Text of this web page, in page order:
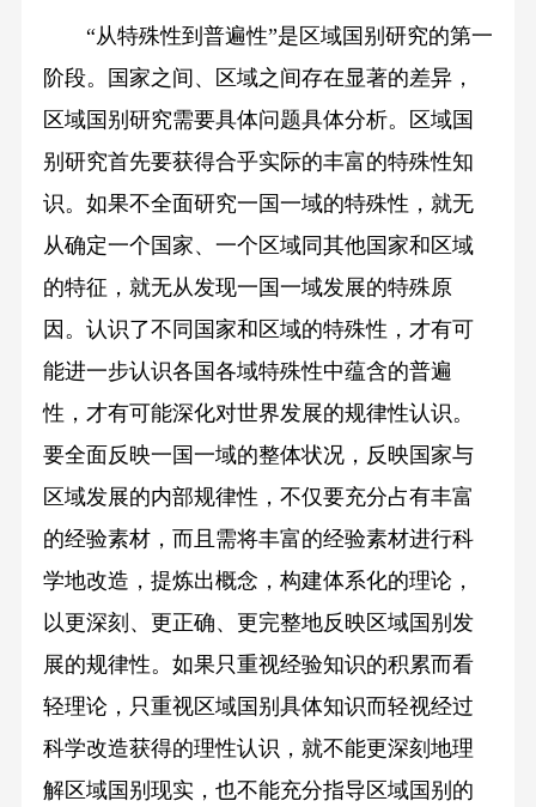
“从特殊性到普遍性”是区域国别研究的第一
阶段。国家之间、区域之间存在显著的差异，
区域国别研究需要具体问题具体分析。区域国
别研究首先要获得合乎实际的丰富的特殊性知
识。如果不全面研究一国一域的特殊性，就无
从确定一个国家、一个区域同其他国家和区域
的特征，就无从发现一国一域发展的特殊原
因。认识了不同国家和区域的特殊性，才有可
能进一步认识各国各域特殊性中蕴含的普遍
性，才有可能深化对世界发展的规律性认识。
要全面反映一国一域的整体状况，反映国家与
区域发展的内部规律性，不仅要充分占有丰富
的经验素材，而且需将丰富的经验素材进行科
学地改造，提炼出概念，构建体系化的理论，
以更深刻、更正确、更完整地反映区域国别发
展的规律性。如果只重视经验知识的积累而看
轻理论，只重视区域国别具体知识而轻视经过
科学改造获得的理性认识，就不能更深刻地理
解区域国别现实，也不能充分指导区域国别的